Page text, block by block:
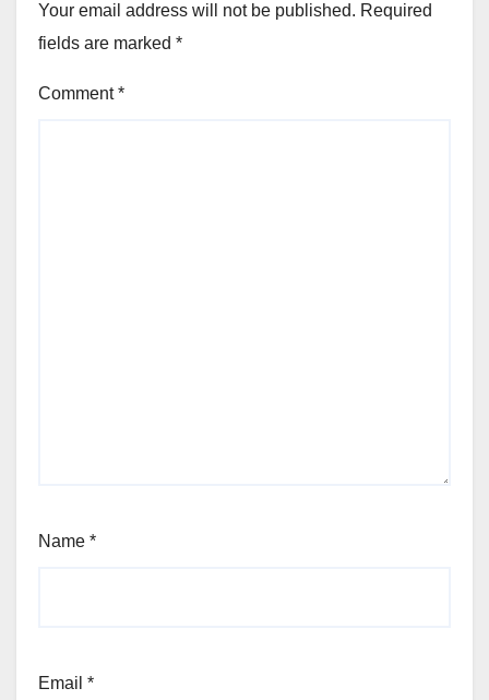
Your email address will not be published. Required
fields are marked *
Comment*
Name *
Email *